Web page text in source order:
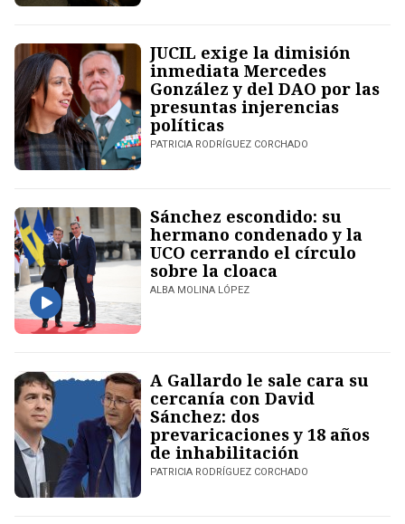
JUCIL exige la dimisión
inmediata Mercedes
González y del DAO por las
presuntas injerencias
políticas
PATRICIA RODRÍGUEZ CORCHADO
Sánchez escondido: su
hermano condenado y la
UCO cerrando el círculo
sobre la cloaca
ALBA MOLINA LÓPEZ
A Gallardo le sale cara su
cercanía con David
Sánchez: dos
prevaricaciones y 18 años
de inhabilitación
PATRICIA RODRÍGUEZ CORCHADO